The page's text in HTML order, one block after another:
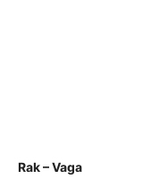
Rak – Vaga